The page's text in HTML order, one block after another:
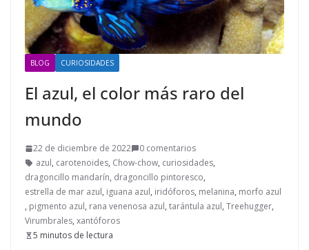
BLOG CURIOSIDADES
El azul, el color más raro del
mundo
22 de diciembre de 2022
0 comentarios
azul, carotenoides, Chow-chow, curiosidades,
dragoncillo mandarín, dragoncillo pintoresco,
estrella de mar azul, iguana azul, iridóforos, melanina, morfo azul
, pigmento azul, rana venenosa azul, tarántula azul, Treehugger,
Virumbrales, xantóforos
5 minutos de lectura